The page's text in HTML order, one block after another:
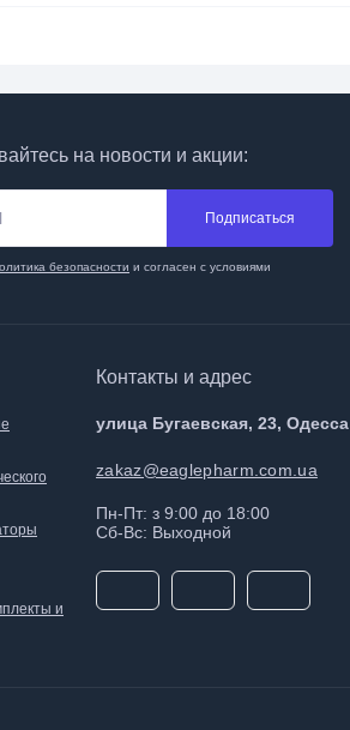
на новости и акции:
Подписаться
безопасности и согласен с условиями
и
Контакты и адрес
улица Бугаевская, 23,
zakaz@eaglepharm.com.ua
Пн-Пт: з 9:00 до 18:00
Сб-Вс: Выходной